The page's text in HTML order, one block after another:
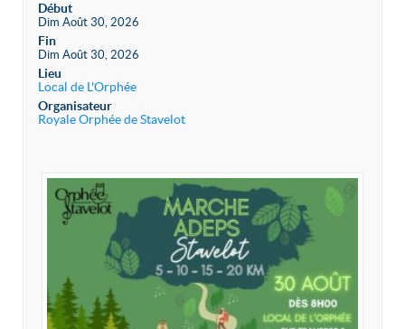
Début
Dim Août 30, 2026
Fin
Dim Août 30, 2026
Lieu
Local de L'Orphée
Organisateur
Royale Orphée de Stavelot